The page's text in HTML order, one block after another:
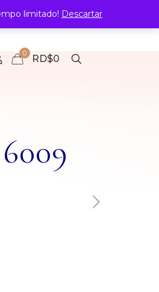
0 RD$0
limitado! Descartar